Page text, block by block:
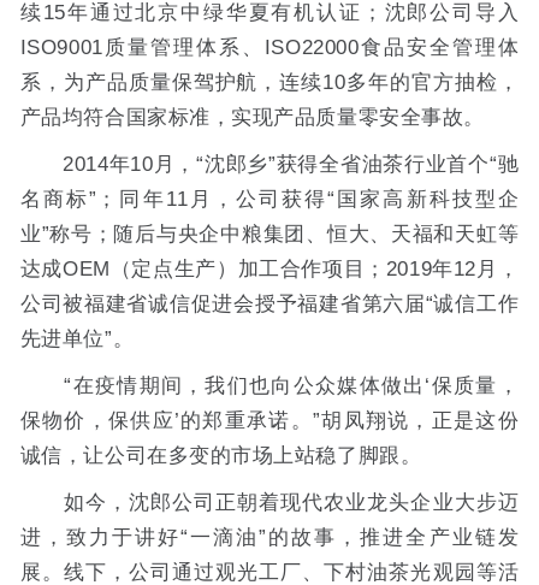
续15年通过北京中绿华夏有机认证；沈郎公司导入
ISO9001质量管理体系、ISO22000食品安全管理体
系，为产品质量保驾护航，连续10多年的官方抽检，
产品均符合国家标准，实现产品质量零安全事故。
2014年10月，“沈郎乡”获得全省油茶行业首个“驰
名商标”；同年11月，公司获得“国家高新科技型企
业”称号；随后与央企中粮集团、恒大、天福和天虹等
达成OEM（定点生产）加工合作项目；2019年12月，
公司被福建省诚信促进会授予福建省第六届“诚信工作
先进单位”。
“在疫情期间，我们也向公众媒体做出‘保质量，
保物价，保供应’的郑重承诺。”胡凤翔说，正是这份
诚信，让公司在多变的市场上站稳了脚跟。
如今，沈郎公司正朝着现代农业龙头企业大步迈
进，致力于讲好“一滴油”的故事，推进全产业链发
展。线下，公司通过观光工厂、下村油茶光观园等活